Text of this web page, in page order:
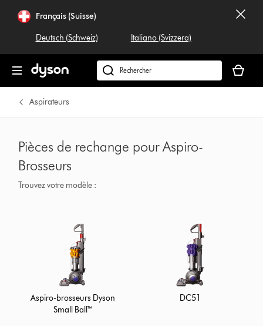
Français (Suisse)
Deutsch (Schweiz) Italiano (Svizzera)
Rechercher
dyson.ch
panier
est
Aspirateurs
Pièces de rechange pour Aspiro-
Brosseurs
Trouvez votre modèle :
Aspiro-brosseurs Dyson
Small Ball™
DC51